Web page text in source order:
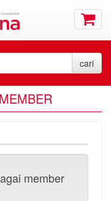
member